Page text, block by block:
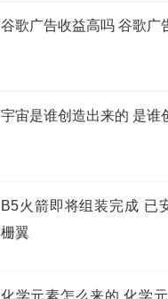
谷歌广告收益高吗 谷歌广
宇宙是谁创造出来的 是谁
B5火箭即将组装完成 已
栅翼
化学元素怎么来的 化学